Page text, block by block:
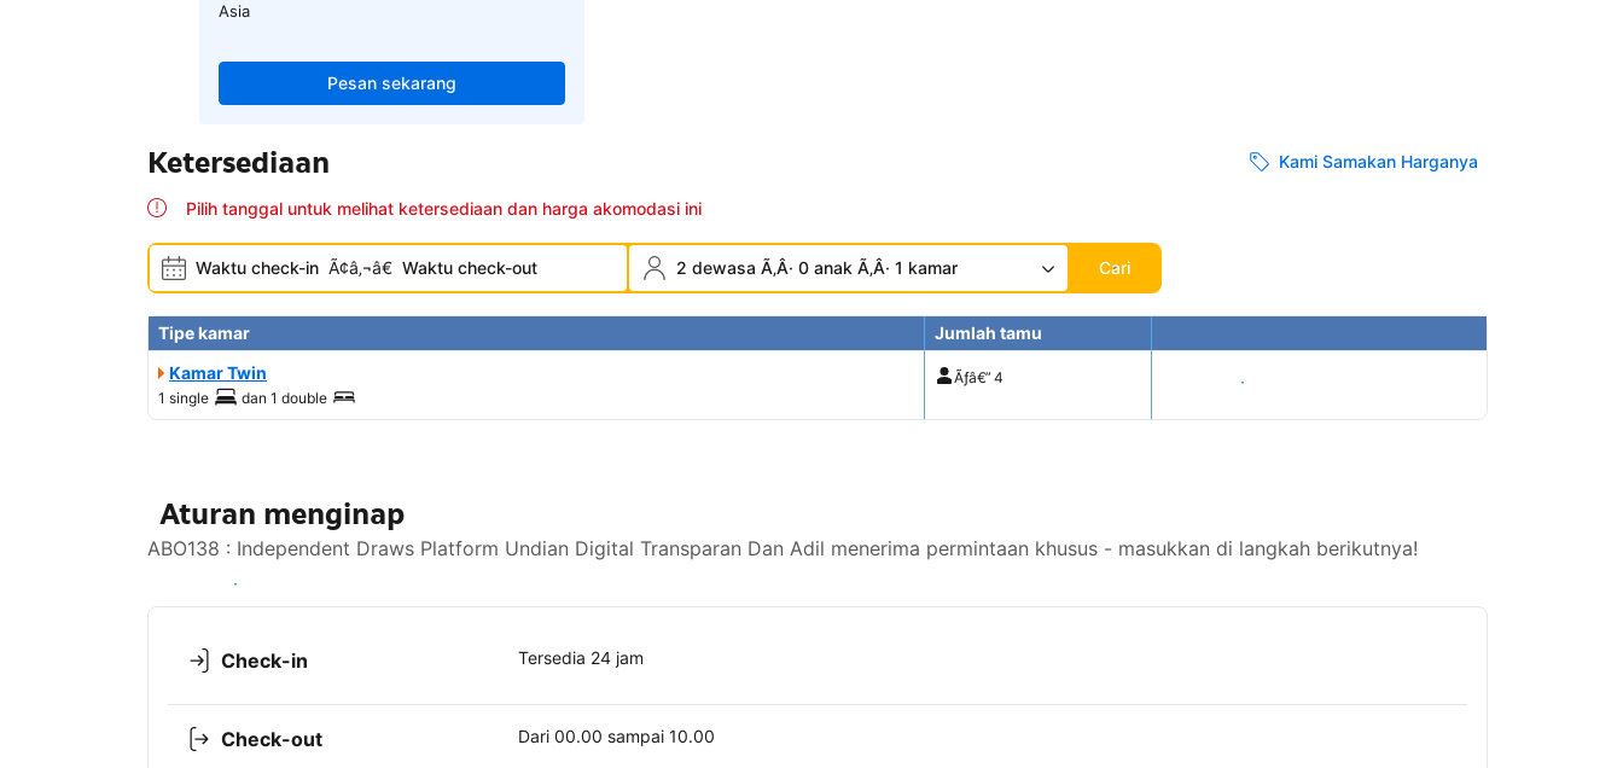
Asia
Pesan sekarang
Ketersediaan Kami Samakan Harganya
Pilih tanggal untuk melihat ketersediaan dan harga akomodasi ini
Waktu check-in Ã¢â‚¬â€ Waktu check-out 2 dewasa Ã‚Â· 0 anak Ã‚Â· 1 kamar Cari
Tipe kamar
Jumlah tamu
Kamar Twin
1 single dan 1 double
Ãƒâ€” 4 Tampilkan harga
Aturan menginap
ABO138 : Independent Draws Platform Undian Digital Transparan Dan Adil menerima permintaan khusus - masukkan di langkah berikutnya!
Lihat ketersediaan
Check-in Tersedia 24 jam
Check-out Dari 00.00 sampai 10.00